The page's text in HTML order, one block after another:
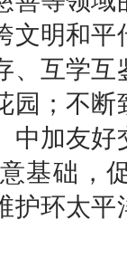
文明和
、互学
园；不
中加友
基础，
护环太